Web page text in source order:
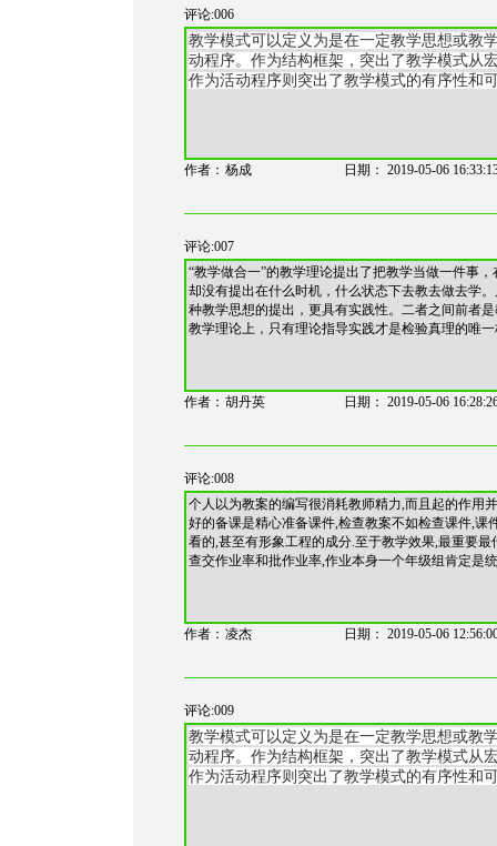
评论:006
教学模式可以定义为是在一定教学思想或教
动程序。作为结构框架，突出了教学模式从
作为活动程序则突出了教学模式的有序性和
作者： 杨成 日期： 2019-05-06
评论:007
“教学做合一”的教学理论提出了把教学当做一件事
却没有提出在什么时机，什么状态下去教去做去学
种教学思想的提出，更具有实践性。二者之间前者
教学理论上，只有理论指导实践才是检验真理的唯
作者： 胡丹英 日期： 2019-05-06
评论:008
个人以为教案的编写很消耗教师精力,而且起的作用
好的备课是精心准备课件,检查教案不如检查课件,
看的,甚至有形象工程的成分.至于教学效果,最重要
查交作业率和批作业率,作业本身一个年级组肯定是
作者： 凌杰 日期： 2019-05-06
评论:009
教学模式可以定义为是在一定教学思想或教
动程序。作为结构框架，突出了教学模式从
作为活动程序则突出了教学模式的有序性和